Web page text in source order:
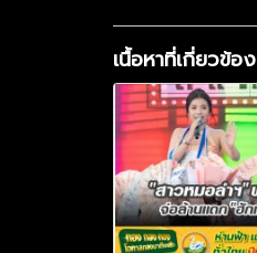
เนื้อหาที่เกี่ยวข้อง